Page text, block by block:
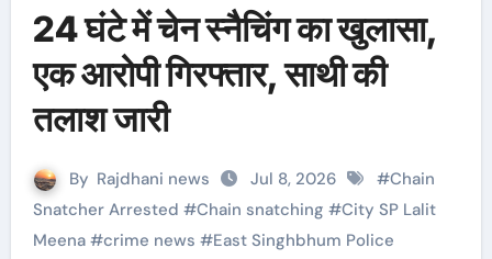
24 घंटे में चेन स्नैचिंग का खुलासा,
एक आरोपी गिरफ्तार, साथी की
तलाश जारी
By Rajdhani news Jul 8, 2026 #Chain
Snatcher Arrested #Chain snatching #City SP Lalit
Meena#crime news #East Singhbhum Police